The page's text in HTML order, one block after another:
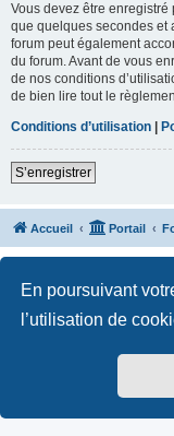
En poursuivant
l’utilisation de
Vous devez être enregistré
que quelques secondes et
forum peut également
du forum. Avant de vous
de nos conditions
de bien lire tout le
Conditions d’utilisation
S’enregistrer
Accueil Portail
: «
Forum
Avenue de la